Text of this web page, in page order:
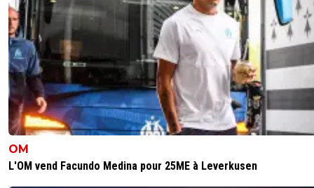
Galette-saucisse!! (Ca a fonctionné l'autre jour)! ^^
+ Répondre
fissa 26 août 2021 à 17:22 +2
allez Rennes ;))
0+ Répondre
OM
L'OM vend Facundo Medina pour 25ME à Leverkusen